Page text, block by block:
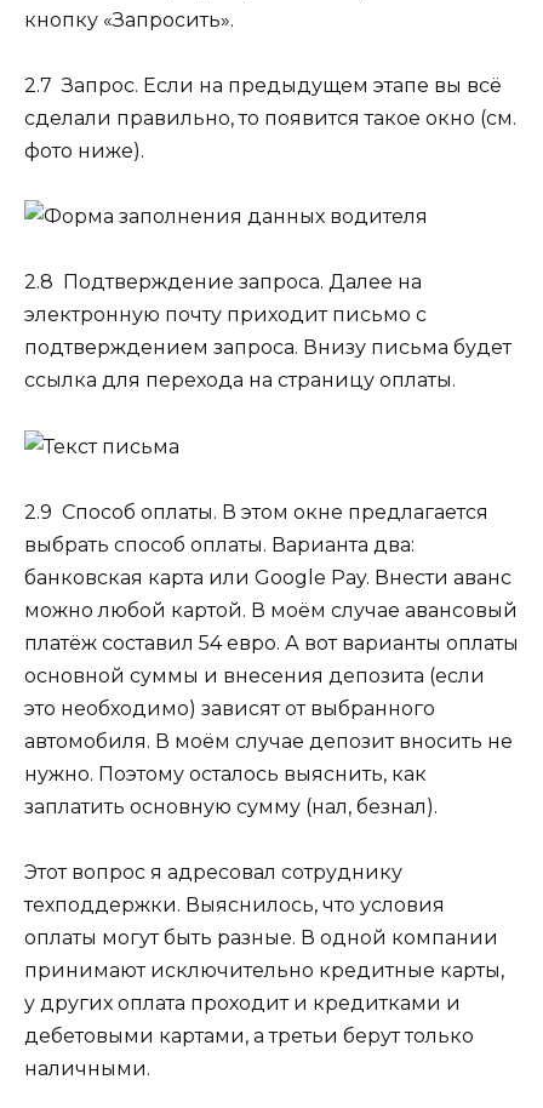
кнопку «Запросить».
2.7 Запрос. Если на предыдущем этапе вы всё
сделали правильно, то появится такое окно (см.
фото ниже).
2.8 Подтверждение запроса. Далее на
электронную почту приходит письмо с
подтверждением запроса. Внизу письма будет
ссылка для перехода на страницу оплаты.
2.9 Способ оплаты. В этом окне предлагается
выбрать способ оплаты. Варианта два:
банковская карта или Google Pay. Внести аванс
можно любой картой. В моём случае авансовый
платёж составил 54 евро. А вот варианты оплаты
основной суммы и внесения депозита (если
это необходимо) зависят от выбранного
автомобиля. В моём случае депозит вносить не
нужно. Поэтому осталось выяснить, как
заплатить основную сумму (нал, безнал).
Этот вопрос я адресовал сотруднику
техподдержки. Выяснилось, что условия
оплаты могут быть разные. В одной компании
принимают исключительно кредитные карты,
у других оплата проходит и кредитками и
дебетовыми картами, а третьи берут только
наличными.